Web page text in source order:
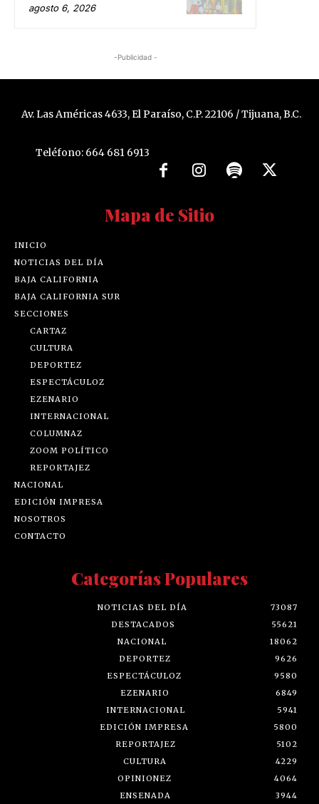
agosto 6, 2026
-Publicidad -
Av. Las Américas 4633, El Paraíso, C.P. 22106 / Tijuana, B.C.
Teléfono: 664 681 6913
Mapa de Sitio
INICIO
NOTICIAS DEL DÍA
BAJA CALIFORNIA
BAJA CALIFORNIA SUR
SECCIONES
CARTAZ
CULTURA
DEPORTEZ
ESPECTÁCULOZ
EZENARIO
INTERNACIONAL
COLUMNAZ
ZOOM POLÍTICO
REPORTAJEZ
NACIONAL
EDICIÓN IMPRESA
NOSOTROS
CONTACTO
Categorías Populares
NOTICIAS DEL DÍA
73087
DESTACADOS
55621
NACIONAL
18062
DEPORTEZ
9626
ESPECTÁCULOZ
9580
EZENARIO
6849
INTERNACIONAL
5941
EDICIÓN IMPRESA
5800
REPORTAJEZ
5102
CULTURA
4229
OPINIONEZ
4064
ENSENADA
3944